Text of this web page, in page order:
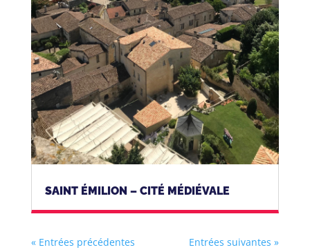
SAINT ÉMILION – CITÉ MÉDIÉVALE
« Entrées précédentes Entrées suivantes »